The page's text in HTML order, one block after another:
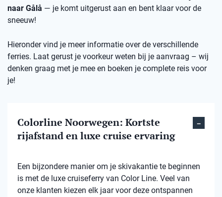
naar Gålå — je komt uitgerust aan en bent klaar voor de
sneeuw!
Hieronder vind je meer informatie over de verschillende
ferries. Laat gerust je voorkeur weten bij je aanvraag – wij
denken graag met je mee en boeken je complete reis voor
je!
Colorline Noorwegen: Kortste
rijafstand en luxe cruise ervaring
Een bijzondere manier om je skivakantie te beginnen
is met de luxe cruiseferry van Color Line. Veel van
onze klanten kiezen elk jaar voor deze ontspannen